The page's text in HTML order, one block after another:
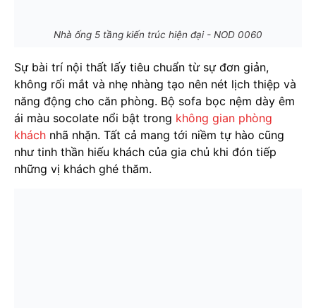
Nhà ống 5 tầng kiến trúc hiện đại - NOD 0060
Sự bài trí nội thất lấy tiêu chuẩn từ sự đơn giản,
không rối mắt và nhẹ nhàng tạo nên nét lịch thiệp và
năng động cho căn phòng. Bộ sofa bọc nệm dày êm
ái màu socolate nổi bật trong không gian phòng
khách nhã nhặn. Tất cả mang tới niềm tự hào cũng
như tinh thần hiếu khách của gia chủ khi đón tiếp
những vị khách ghé thăm.